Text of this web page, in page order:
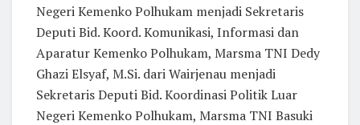
Negeri Kemenko Polhukam menjadi Sekretaris
Deputi Bid. Koord. Komunikasi, Informasi dan
Aparatur Kemenko Polhukam, Marsma TNI Dedy
Ghazi Elsyaf, M.Si. dari Wairjenau menjadi
Sekretaris Deputi Bid. Koordinasi Politik Luar
Negeri Kemenko Polhukam, Marsma TNI Basuki